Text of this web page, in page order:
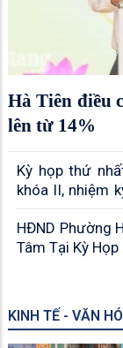
Hà Tiên điều
lên từ 14%
Kỳ họp thứ
khóa II, nhiệm
chốt
HĐND Phường
Tâm Tại Kỳ
KINH TẾ - VĂN